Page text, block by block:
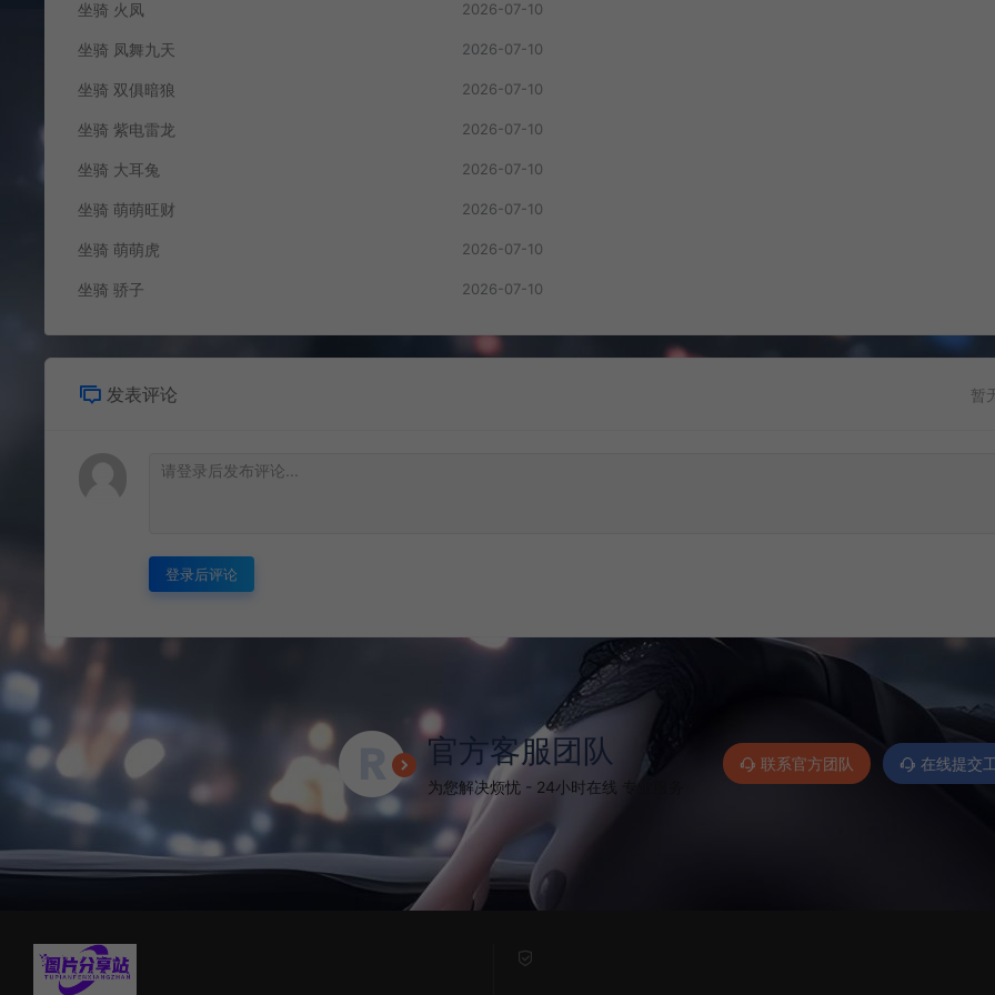
坐骑 火凤 2026-07-10
坐骑 凤舞九天 2026-07-10
坐骑 双俱暗狼 2026-07-10
坐骑 紫电雷龙 2026-07-10
坐骑 大耳兔 2026-07-10
坐骑 萌萌旺财 2026-07-10
坐骑 萌萌虎 2026-07-10
坐骑 骄子 2026-07-10
发表评论 暂
登录后评论
官方客服团队
为您解决烦忧 - 24小时在线 专业服务
联系官方团队 在线提交